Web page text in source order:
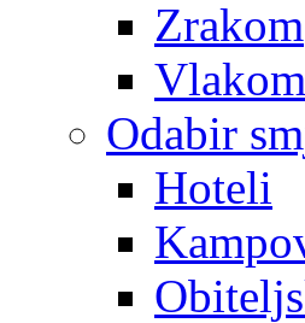
Zrakom
Vlakom
Odabir
Hoteli